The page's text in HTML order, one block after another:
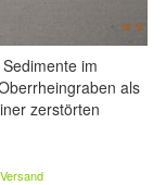
im
als
zerstörten